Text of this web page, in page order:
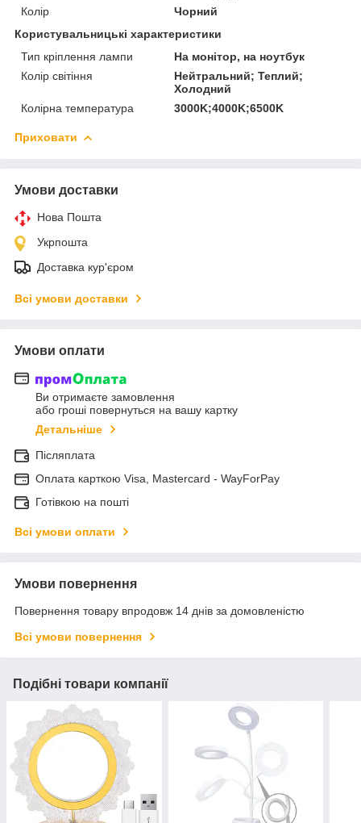
Колір
Чорний
Користувальницькі характеристики
Тип кріплення лампи
На монітор, на ноутбук
Колір світіння
Нейтральний; Теплий;
Холодний
Колірна температура
3000K;4000K;6500K
Приховати
Умови доставки
Нова Пошта
Укрпошта
Доставка кур'єром
Всі умови доставки
Умови оплати
Ви отримаєте замовлення
або гроші повернуться на вашу картку
Детальніше
Післяплата
Оплата карткою Visa, Mastercard - WayForPay
Готівкою на пошті
Всі умови оплати
Умови повернення
Повернення товару впродовж 14 днів за домовленістю
Всі умови повернення
Подібні товари компанії